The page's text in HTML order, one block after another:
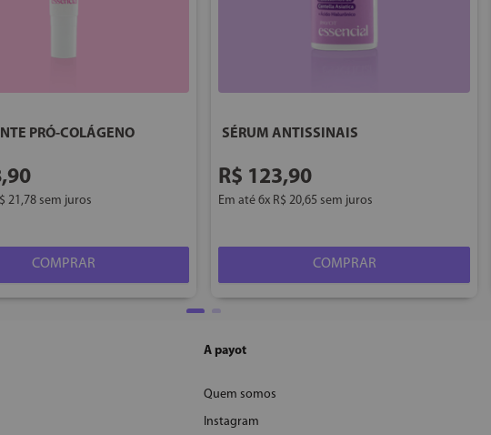
PRÓ-COLÁGENO
,90
21,78 sem juros
COMPRAR
SÉRUM ANTISSINAIS
R$ 123,90
Em até 6x R$ 20,65 sem juros
COMPRAR
A payot
Quem somos
Instagram